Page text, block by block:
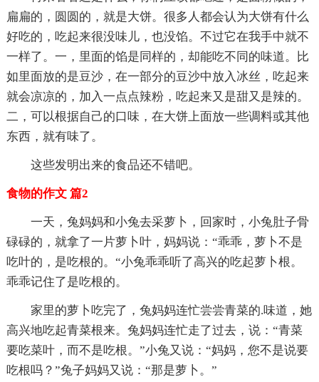
扁扁的，圆圆的，就是大饼。很多人都会认为大饼有什么
好吃的，吃起来很没味儿，也没馅。不过它在我手中就不
一样了。一，里面的馅是同样的，却能吃不同的味道。比
如里面放的是豆沙，在一部分的豆沙中放入冰丝，吃起来
就会凉凉的，加入一点点辣粉，吃起来又是甜又是辣的。
二，可以根据自己的口味，在大饼上面放一些调料或其他
东西，就有味了。
这些发明出来的食品还不错吧。
食物的作文 篇2
一天，兔妈妈和小兔去采萝卜，回家时，小兔肚子骨
碌碌的，就拿了一片萝卜叶，妈妈说：“乖乖，萝卜不是
吃叶的，是吃根的。“小兔乖乖听了高兴的吃起萝卜根。
乖乖记住了是吃根的。
家里的萝卜吃完了，兔妈妈连忙尝尝青菜的.味道，她
高兴地吃起青菜根来。兔妈妈连忙走了过去，说：“青菜
要吃菜叶，而不是吃根。”小兔又说：“妈妈，您不是说要
吃根吗？”兔子妈妈又说：“那是萝卜。”